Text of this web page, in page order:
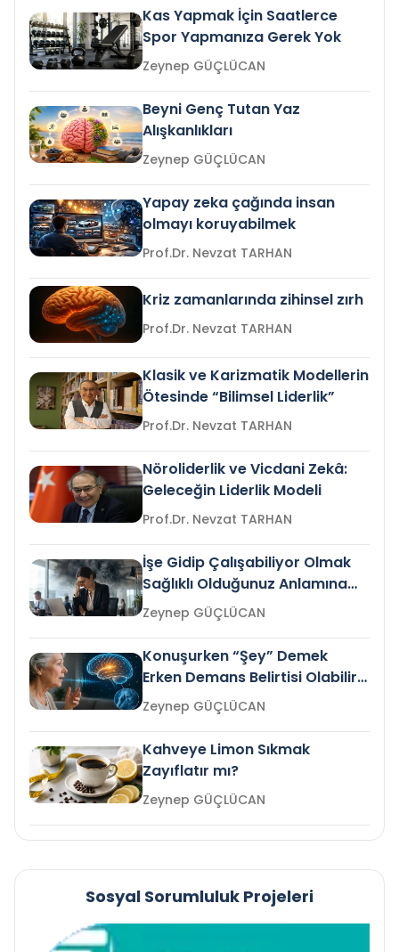
Kas Yapmak İçin Saatlerce
Spor Yapmanıza Gerek Yok
Zeynep GÜÇLÜCAN
Beyni Genç Tutan Yaz
Alışkanlıkları
Zeynep GÜÇLÜCAN
Yapay zeka çağında insan
olmayı koruyabilmek
Prof.Dr. Nevzat TARHAN
Kriz zamanlarında zihinsel zırh
Prof.Dr. Nevzat TARHAN
Klasik ve Karizmatik Modellerin
Ötesinde “Bilimsel Liderlik”
Prof.Dr. Nevzat TARHAN
Nöroliderlik ve Vicdani Zekâ:
Geleceğin Liderlik Modeli
Prof.Dr. Nevzat TARHAN
İşe Gidip Çalışabiliyor Olmak
Sağlıklı Olduğunuz Anlamına
Gelir mi?Zeynep GÜÇLÜCAN
Konuşurken “Şey” Demek
Erken Demans Belirtisi Olabilir
mi?
Zeynep GÜÇLÜCAN
Kahveye Limon Sıkmak
Zayıflatır mı?
Zeynep GÜÇLÜCAN
Sosyal Sorumluluk Projeleri